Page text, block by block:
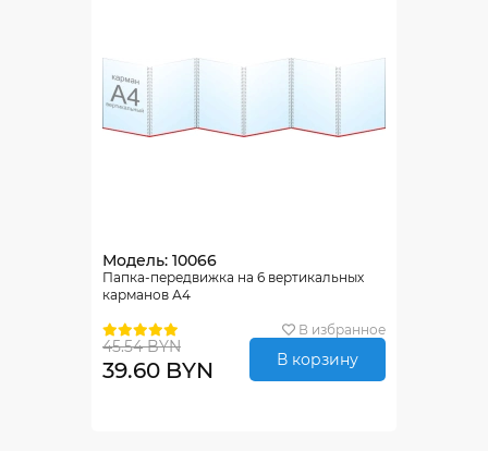
Модель: 10066
Папка-передвижка на 6 вертикальных
карманов А4
В избранное
45.54 BYN
39.60 BYN В корзину